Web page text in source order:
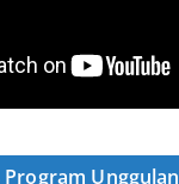
Unggulan